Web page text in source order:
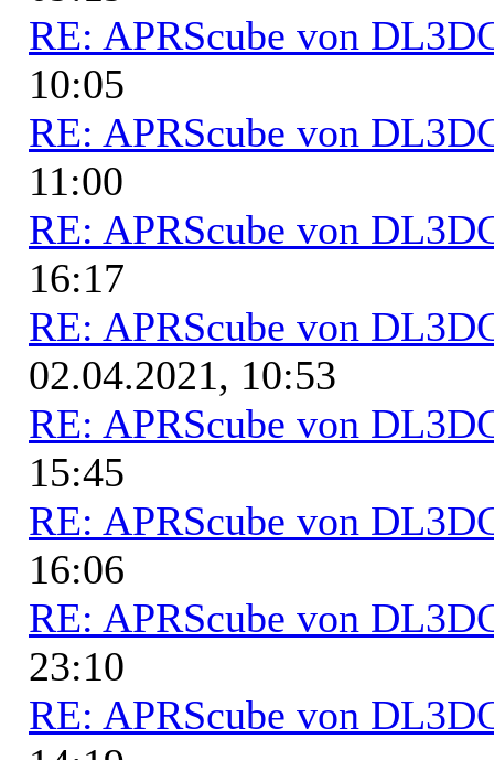
RE: APRScube von
10:05
RE: APRScube von
11:00
RE: APRScube von
16:17
RE: APRScube von
02.04.2021, 10:53
RE: APRScube von
15:45
RE: APRScube von
16:06
RE: APRScube von
23:10
RE: APRScube von